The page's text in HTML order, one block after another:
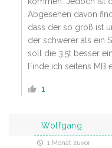
Abgesehen davon
dass der so groß ist
der schwerer als ein
soll die 3,5t besser
Finde ich seitens MB
1
Wolfgang
1 Monat zuvor